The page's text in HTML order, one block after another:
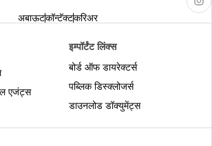
अबाऊटकॉन्टॅक्टकरिअर
एजंट्स
इम्पॉर्टंट लिंक्स
बोर्ड ऑफ डायरेक्टर्स
पब्लिक डिस्क्लोजर्स
डाउनलोड डॉक्युमेंट्स